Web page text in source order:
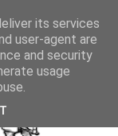
its services
user-agent are
and security
usage